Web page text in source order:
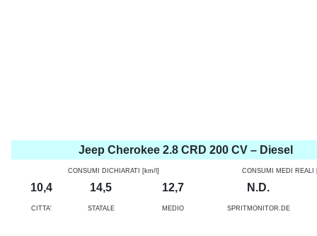
Jeep Cherokee 2.8 CRD 200 CV – Diesel
CONSUMI DICHIARATI [km/l] CONSUMI MEDI REALI
10,4 14,5 12,7 N.D.
CITTA' STATALE MEDIO SPRITMONITOR.DE